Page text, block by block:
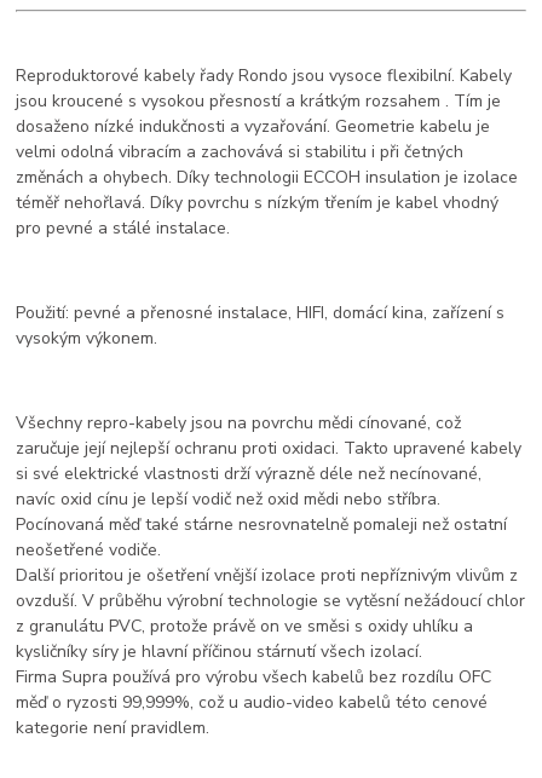
Reproduktorové kabely řady Rondo jsou vysoce flexibilní. Kabely
jsou kroucené s vysokou přesností a krátkým rozsahem . Tím je
dosaženo nízké indukčnosti a vyzařování. Geometrie kabelu je
velmi odolná vibracím a zachovává si stabilitu i při četných
změnách a ohybech. Díky technologiiECCOH insulation je izolace
téměř nehořlavá. Díky povrchu s nízkým třením je kabel vhodný
pro pevné a stálé instalace.
Použití: pevné a přenosné instalace, HIFI, domácí kina, zařízení s
vysokým výkonem.
Všechny repro-kabely jsou na povrchu mědi cínované, což
zaručuje její nejlepší ochranu proti oxidaci. Takto upravené kabely
si své elektrické vlastnosti drží výrazně déle než necínované,
navíc oxid cínu je lepší vodič než oxid mědi nebo stříbra.
Pocínovaná měď také stárne nesrovnatelně pomaleji než ostatní
neošetřené vodiče.
Další prioritou je ošetření vnější izolace proti nepříznivým vlivům z
ovzduší. V průběhu výrobní technologie se vytěsní nežádoucí chlor
z granulátu PVC, protože právě on ve směsi s oxidy uhlíku a
kysličníky síry je hlavní příčinou stárnutí všech izolací.
Firma Supra používá pro výrobu všech kabelů bez rozdílu OFC
měď o ryzosti 99,999%, což u audio-video kabelů této cenové
kategorie není pravidlem.